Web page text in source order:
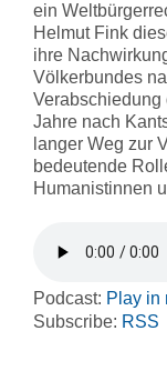
ein
Helmut Fink
ihre
Völkerbundes
Verabschiedung
Jahre nach
langer Weg zur
bedeutende
Humanistinnen
Podcast: Play in
Subscribe: RSS